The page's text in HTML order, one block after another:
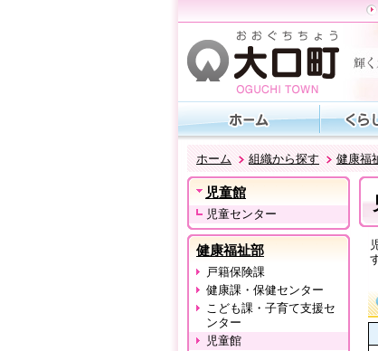
ホーム 組織から探す 健康福
児童館
児童センター
健康福祉部
戸籍保険課
健康課・保健センター
こども課・子育て支援セ
ンター
児童館